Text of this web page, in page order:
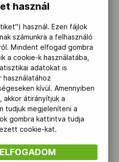
használ
használ. Ezen fájlok
számunkra a felhasználó
Mindent elfogad gombra
a cookie-k használatába,
adatokat is
használatához
kívül. Amennyiben
akkor átirányítjuk a
tudjuk megjeleníteni a
gombra kattintva tudja
cookie-kat.